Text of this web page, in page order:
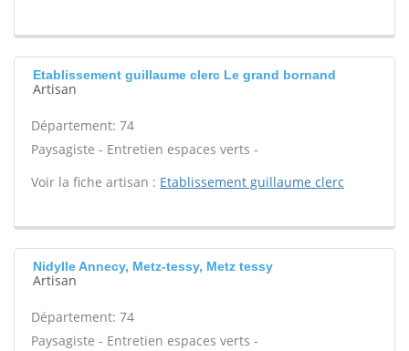
Etablissement guillaume clerc Le grand bornand
Artisan
Département: 74
Paysagiste - Entretien espaces verts -
Voir la fiche artisan : Etablissement guillaume clerc
Nidylle Annecy, Metz-tessy, Metz tessy
Artisan
Département: 74
Paysagiste - Entretien espaces verts -